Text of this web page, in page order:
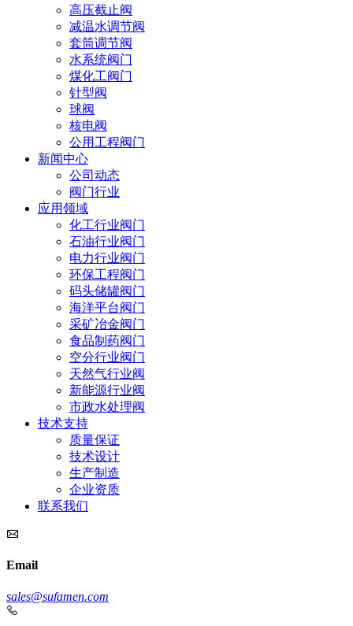
高压截止阀
减温水调节阀
套筒调节阀
水系统阀门
煤化工阀门
针型阀
球阀
核电阀
公用工程阀门
新闻中心
公司动态
阀门行业
应用领域
化工行业阀门
石油行业阀门
电力行业阀门
环保工程阀门
码头储罐阀门
海洋平台阀门
采矿冶金阀门
食品制药阀门
空分行业阀门
天然气行业阀
新能源行业阀
市政水处理阀
技术支持
质量保证
技术设计
生产制造
企业资质
联系我们
Email
sales@sufamen.com